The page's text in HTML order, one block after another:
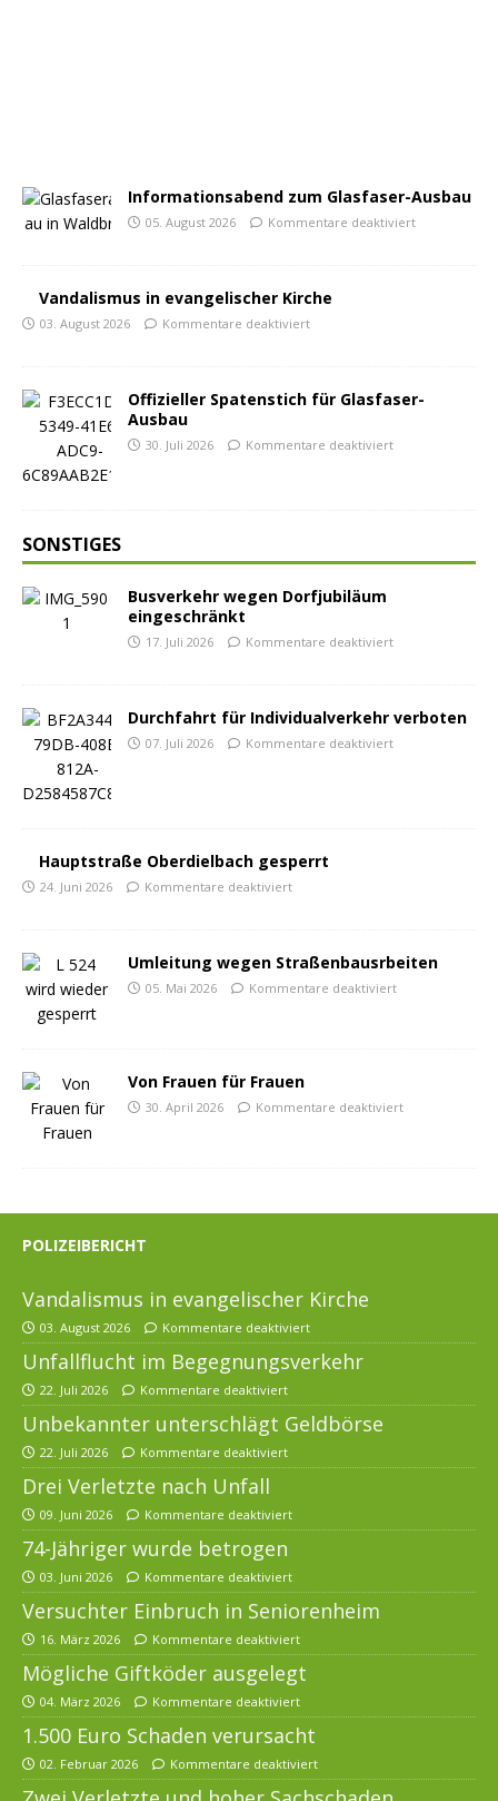
Informationsabend zum Glasfaser-Ausbau
05. August 2026 Kommentare deaktiviert
Vandalismus in evangelischer Kirche
03. August 2026 Kommentare deaktiviert
Offizieller Spatenstich für Glasfaser-
Ausbau
30. Juli 2026 Kommentare deaktiviert
SONSTIGES
Busverkehr wegen Dorfjubiläum
eingeschränkt
17. Juli 2026 Kommentare deaktiviert
Durchfahrt für Individualverkehr verboten
07. Juli 2026 Kommentare deaktiviert
Hauptstraße Oberdielbach gesperrt
24. Juni 2026 Kommentare deaktiviert
Umleitung wegen Straßenbausrbeiten
05. Mai 2026 Kommentare deaktiviert
Von Frauen für Frauen
30. April 2026 Kommentare deaktiviert
POLIZEIBERICHT
Vandalismus in evangelischer Kirche
03. August 2026 Kommentare deaktiviert
Unfallflucht im Begegnungsverkehr
22. Juli 2026 Kommentare deaktiviert
Unbekannter unterschlägt Geldbörse
22. Juli 2026 Kommentare deaktiviert
Drei Verletzte nach Unfall
09. Juni 2026 Kommentare deaktiviert
74-Jähriger wurde betrogen
03. Juni 2026 Kommentare deaktiviert
Versuchter Einbruch in Seniorenheim
16. März 2026 Kommentare deaktiviert
Mögliche Giftköder ausgelegt
04. März 2026 Kommentare deaktiviert
1.500 Euro Schaden verursacht
02. Februar 2026 Kommentare deaktiviert